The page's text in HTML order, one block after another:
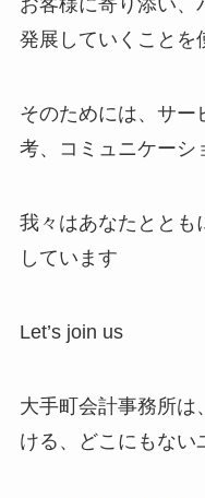
お客様に寄り添い、
発展していくことを
そのためには、サー
考、コミュニケーシ
我々はあなたととも
しています
Let’s join us
大手町会計事務所は
ける、どこにもない